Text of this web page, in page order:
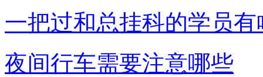
一把过和总挂科的学员有
夜间行车需要注意哪些